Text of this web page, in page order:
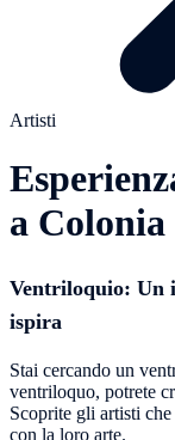
Artisti
a Colonia
Ventriloquio: Un
ispira
Stai cercando un
ventriloquo, potrete
Scoprite gli artisti
con la loro arte.